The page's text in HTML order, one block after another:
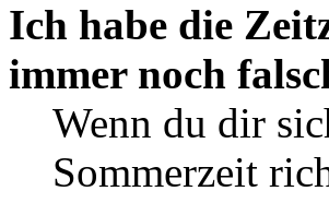
Ich habe die
immer noch
Wenn du dir
Sommerzeit